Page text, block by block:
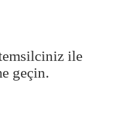
ile
geçin.